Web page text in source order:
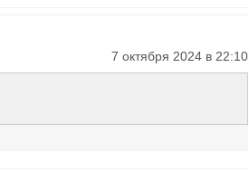
7 октября 2024 в 22:10